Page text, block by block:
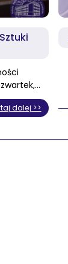
dalej >>